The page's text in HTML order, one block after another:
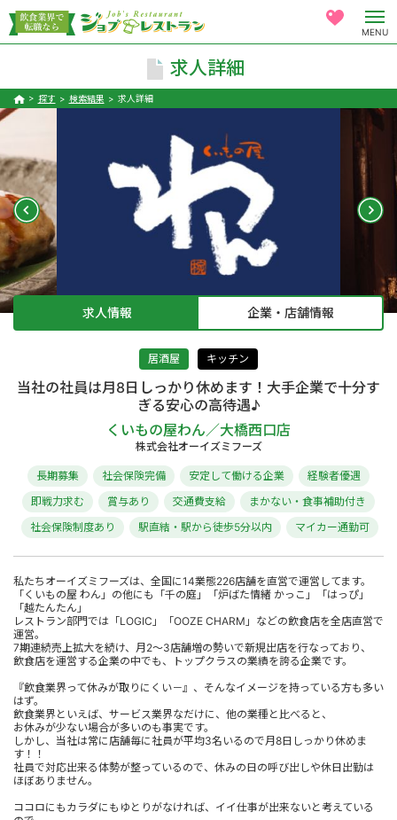
MENU
求人詳細
探す 検索結果 求人詳細
求人情報 企業・店舗情報
居酒屋 キッチン
当社の社員は月8日しっかり休めます！大手企業で十分す
ぎる安心の高待遇♪
くいもの屋わん／大橋西口店
株式会社オーイズミフーズ
長期募集 社会保険完備 安定して働ける企業
経験者優遇
即戦力求む
賞与あり 交通費支給
まかない・食事補助付き
社会保険制度あり
駅直結・駅から徒歩5分以内 マイカー通勤可
私たちオーイズミフーズは、全国に14業態226店舗を直営で運営してます。
「くいもの屋 わん」の他にも「千の庭」「炉ばた情緒 かっこ」「はっぴ」
「越たんたん」
レストラン部門では「LOGIC」「OOZE CHARM」などの飲食店を全店直営で
運営。
7期連続売上拡大を続け、月2～3店舗増の勢いで新規出店を行なっており、
飲食店を運営する企業の中でも、トップクラスの業績を誇る企業です。
『飲食業界って休みが取りにくい－』、そんなイメージを持っている方も多い
はず。
飲食業界といえば、サービス業界なだけに、他の業種と比べると、
お休みが少ない場合が多いのも事実です。
しかし、当社は常に店舗毎に社員が平均3名いるので月8日しっかり休めま
す！！
社員で対応出来る体勢が整っているので、休みの日の呼び出しや休日出勤は
ほぼありません。
ココロにもカラダにもゆとりがなければ、イイ仕事が出来ないと考えている